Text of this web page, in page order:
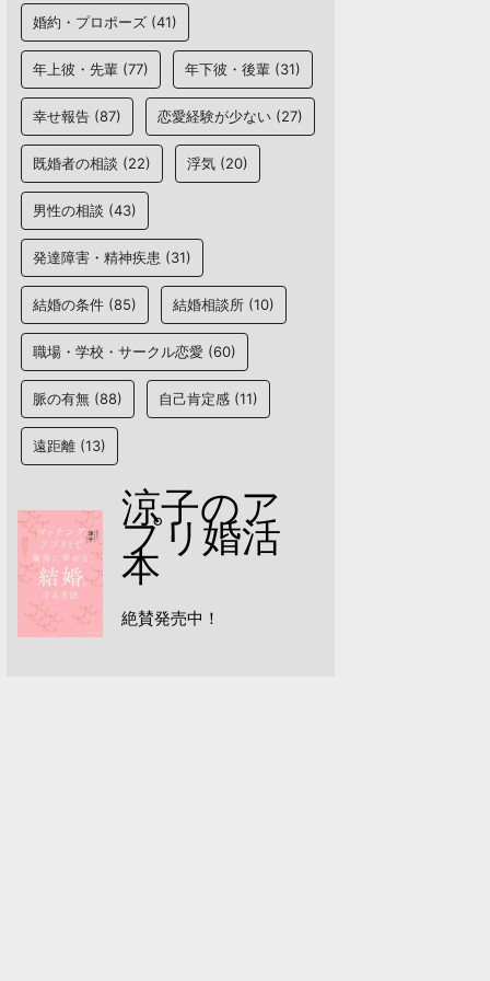
婚約・プロポーズ (41)
年上彼・先輩 (77) 年下彼・後輩 (31)
幸せ報告 (87) 恋愛経験が少ない (27)
既婚者の相談 (22) 浮気 (20)
男性の相談 (43)
発達障害・精神疾患 (31)
結婚の条件 (85) 結婚相談所 (10)
職場・学校・サークル恋愛 (60)
脈の有無 (88) 自己肯定感 (11)
遠距離 (13)
涼子のア
プリ婚活
本
絶賛発売中！